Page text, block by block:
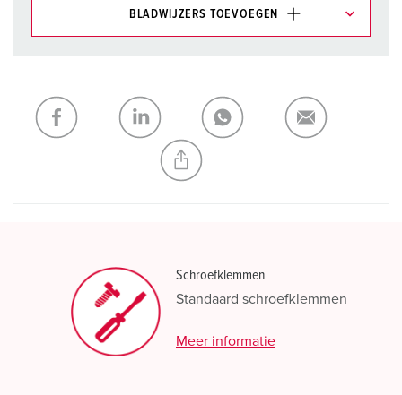
BLADWIJZERS TOEVOEGEN
Mijn lijst TOEVOEGEN
NIEUW LIJST MAKEN
Schroefklemmen
Standaard schroefklemmen
Meer informatie